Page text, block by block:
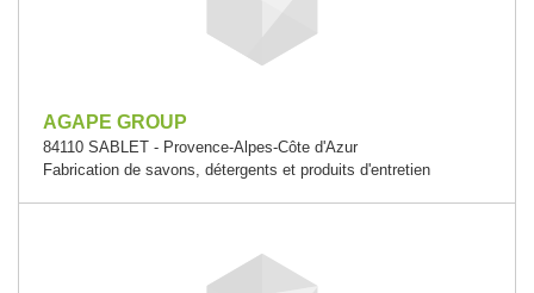
AGAPE GROUP
84110 SABLET - Provence-Alpes-Côte d'Azur
Fabrication de savons, détergents et produits d'entretien